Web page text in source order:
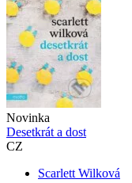
Novinka
Desetkrát a dost
CZ
Scarlett Wilková